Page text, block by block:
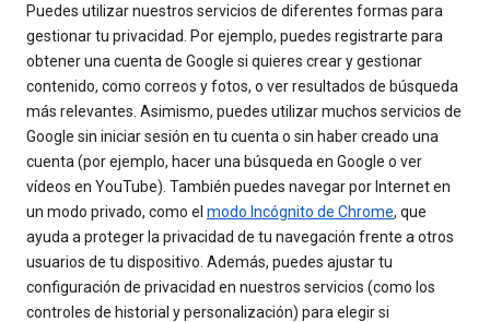
Puedes utilizar nuestros servicios de diferentes formas para
gestionar tu privacidad. Por ejemplo, puedes registrarte para
obtener una cuenta de Google si quieres crear y gestionar
contenido, como correos y fotos, o ver resultados de búsqueda
más relevantes. Asimismo, puedes utilizar muchos servicios de
Google sin iniciar sesión en tu cuenta o sin haber creado una
cuenta (por ejemplo, hacer una búsqueda en Google o ver
vídeos en YouTube). También puedes navegar por Internet en
un modo privado, como el modo Incógnito de Chrome, que
ayuda a proteger la privacidad de tu navegación frente a otros
usuarios de tu dispositivo. Además, puedes ajustar tu
configuración de privacidad en nuestros servicios (como los
controles de historial y personalización) para elegir si